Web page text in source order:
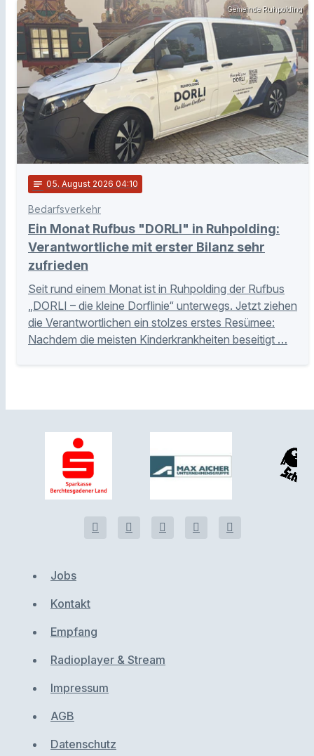
Gemeinde Ruhpolding
notes 05. August 2026 04:10
Bedarfsverkehr
Ein Monat Rufbus "DORLI" in Ruhpolding:
Verantwortliche mit erster Bilanz sehr
zufrieden
Seit rund einem Monat ist in Ruhpolding der Rufbus
„DORLI – die kleine Dorflinie“ unterwegs. Jetzt ziehen
die Verantwortlichen ein stolzes erstes Resümee:
Nachdem die meisten Kinderkrankheiten beseitigt …
Jobs
Kontakt
Empfang
Radioplayer & Stream
Impressum
AGB
Datenschutz